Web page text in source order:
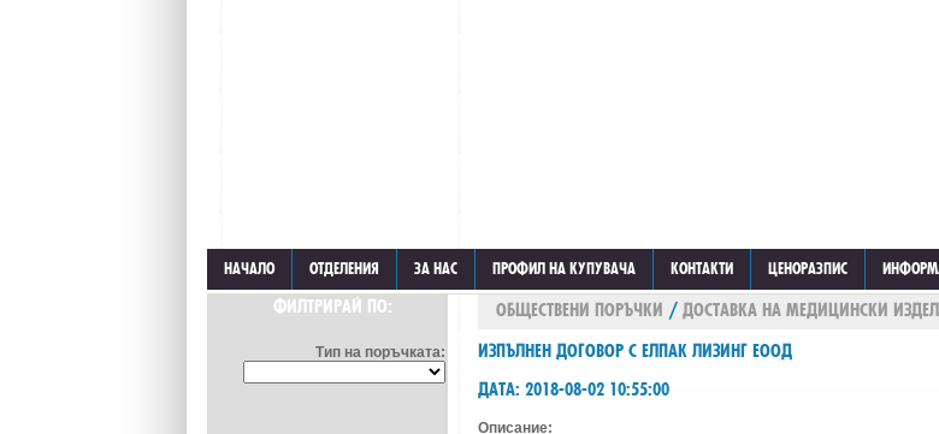
НАЧАЛО ОТДЕЛЕНИЯ ЗА НАС ПРОФИЛ НА КУПУВАЧА КОНТАКТИ ЦЕНОРАЗПИС
ФИЛТРИРАЙ ПО:
Тип на поръчката:
ОБЩЕСТВЕНИ ПОРЪЧКИ / ДОСТАВКА НА МЕДИЦИНСКИ
ИЗПЪЛНЕН ДОГОВОР С ЕЛПАК ЛИЗИНГ ЕООД
ДАТА: 2018-08-02 10:55:00
Описание: